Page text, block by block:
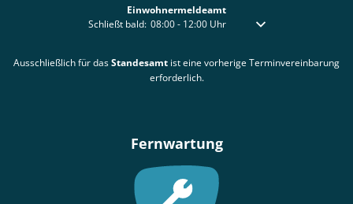
Einwohnermeldeamt
Klicken, um weitere Öffnungs- oder Schließzeiten
Schließt bald: 08:00- 12:00Uhr Von 08:00 bis 12:00 Uhr
Ausschließlich für dasStandesamt ist eine vorherige Terminvereinbarung
erforderlich.
Fernwartung